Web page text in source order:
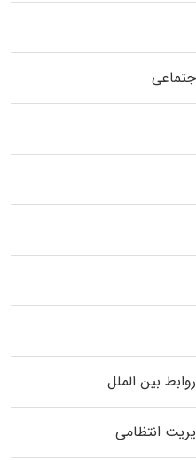
بین الملل
انتظامی